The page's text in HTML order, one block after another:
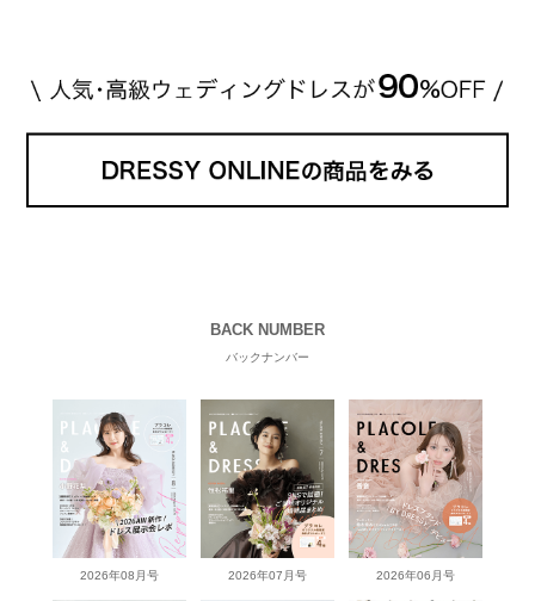
BACK NUMBER
バックナンバー
2026年08月号 2026年07月号 2026年06月号